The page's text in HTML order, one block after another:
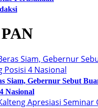
Siam, Gebernur Sebut
Nasional